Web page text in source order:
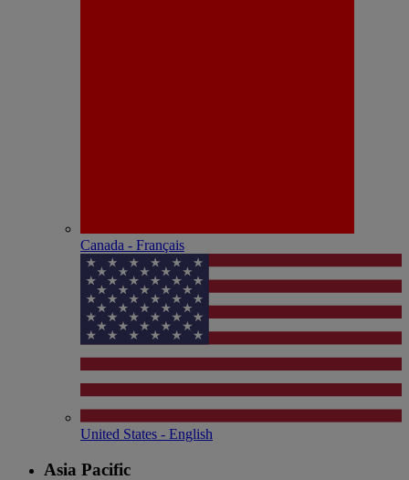
Canada - Français
United States - English
Asia Pacific